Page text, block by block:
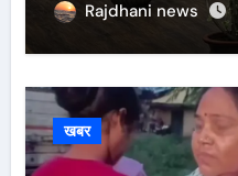
Rajdhani news
खबर